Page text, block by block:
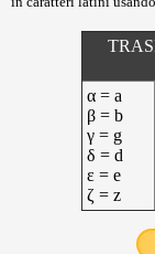
α = a
β = b
γ = g
δ = d
ε = e
ζ = z